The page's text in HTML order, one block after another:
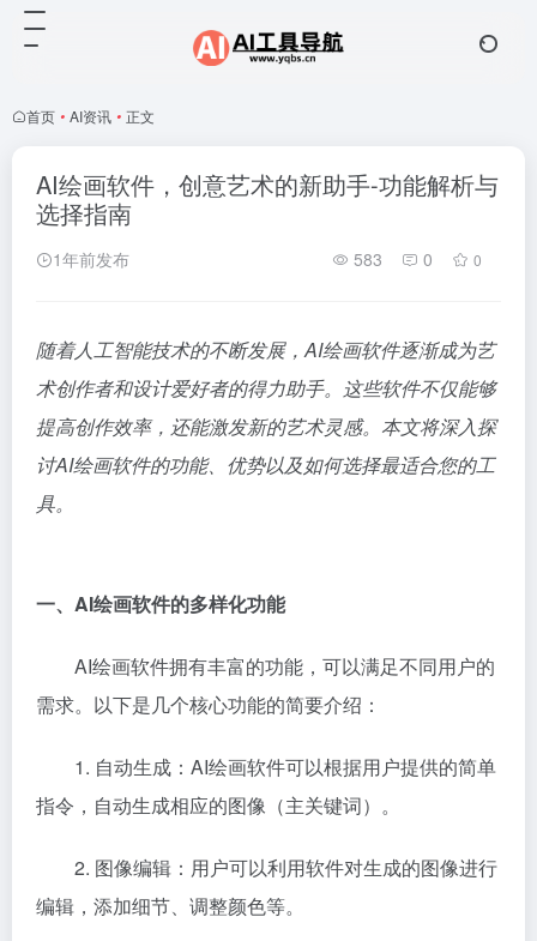
首页 • AI资讯 • 正文
AI绘画软件，创意艺术的新助手-功能解析与
选择指南
1年前发布 583 0 0
随着人工智能技术的不断发展，AI绘画软件逐渐成为艺
术创作者和设计爱好者的得力助手。这些软件不仅能够
提高创作效率，还能激发新的艺术灵感。本文将深入探
讨AI绘画软件的功能、优势以及如何选择最适合您的工
具。
一、AI绘画软件的多样化功能
AI绘画软件拥有丰富的功能，可以满足不同用户的
需求。以下是几个核心功能的简要介绍：
1. 自动生成：AI绘画软件可以根据用户提供的简单
指令，自动生成相应的图像（主关键词）。
2. 图像编辑：用户可以利用软件对生成的图像进行
编辑，添加细节、调整颜色等。